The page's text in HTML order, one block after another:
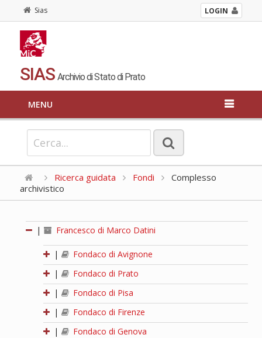
Sias LOGIN
SIAS Archivio di Stato di Prato
MENU
Ricerca guidata Fondi
Complesso
archivistico
| Francesco di Marco Datini
|
Fondaco di Avignone
|
Fondaco di Prato
|
Fondaco di Pisa
|
Fondaco di Firenze
|
Fondaco di Genova